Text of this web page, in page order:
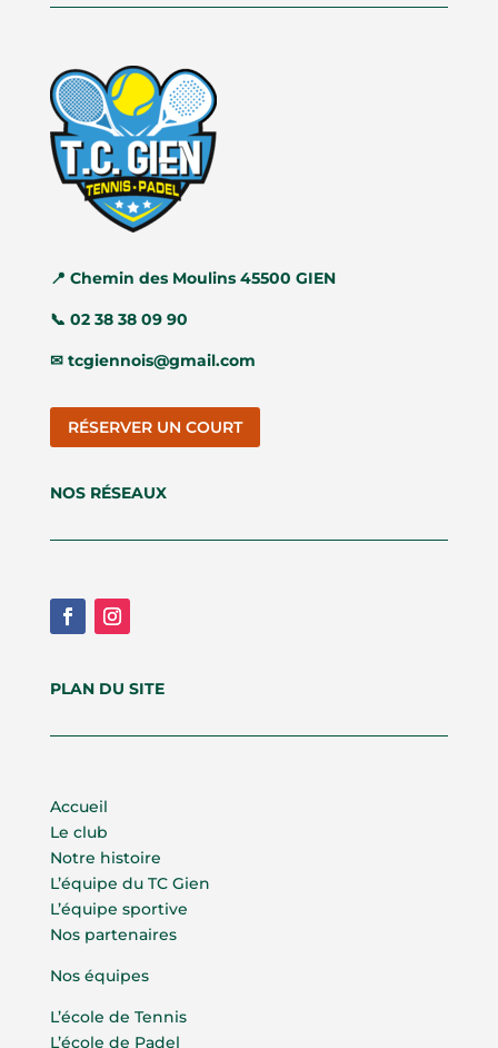
📍 Chemin des Moulins 45500 GIEN
📞 02 38 38 09 90
✉ tcgiennois@gmail.com
RÉSERVER UN COURT
NOS RÉSEAUX
PLAN DU SITE
Accueil
Le club
Notre histoire
L’équipe du TC Gien
L’équipe sportive
Nos partenaires
Nos équipes
L’école de Tennis
L’école de Padel